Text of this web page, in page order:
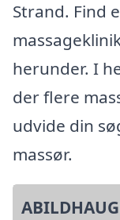
Strand. Find
herunder. I
der flere
udvide din
massør.